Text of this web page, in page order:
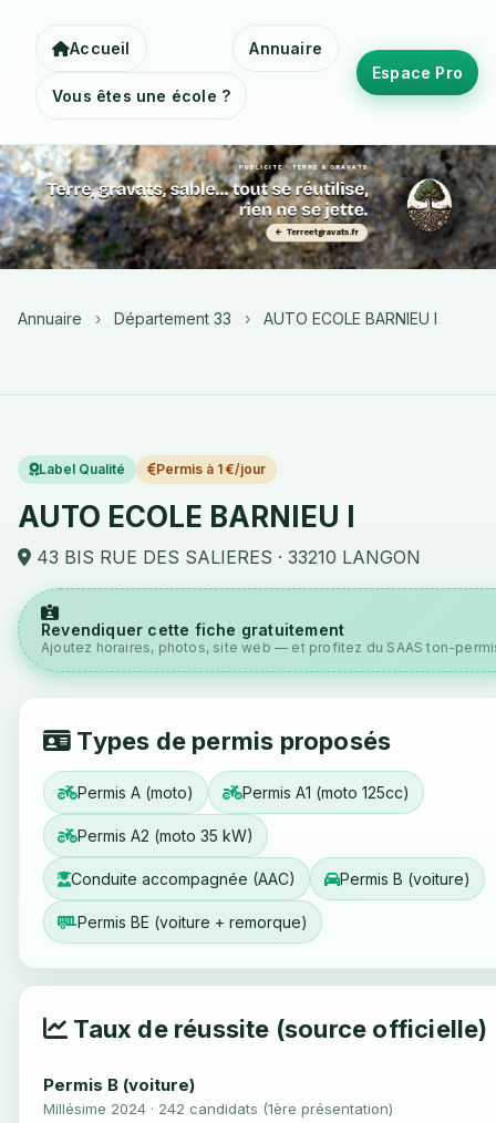
Accueil Annuaire
Vous êtes une école ?
Espace Pro
Annuaire › Département 33 › AUTO ECOLE BARNIEU I
Label Qualité Permis à 1 €/jour
AUTO ECOLE BARNIEU I
43 BIS RUE DES SALIERES · 33210 LANGON
Revendiquer cette fiche gratuitement
Ajoutez horaires, photos, site web — et profitez du SAAS ton-
Types de permis proposés
Permis A (moto) Permis A1 (moto 125cc)
Permis A2 (moto 35 kW)
Conduite accompagnée (AAC) Permis B (voiture)
Permis BE (voiture + remorque)
Taux de réussite (source officielle)
Permis B (voiture)
Millésime 2024 · 242 candidats (1ère présentation)